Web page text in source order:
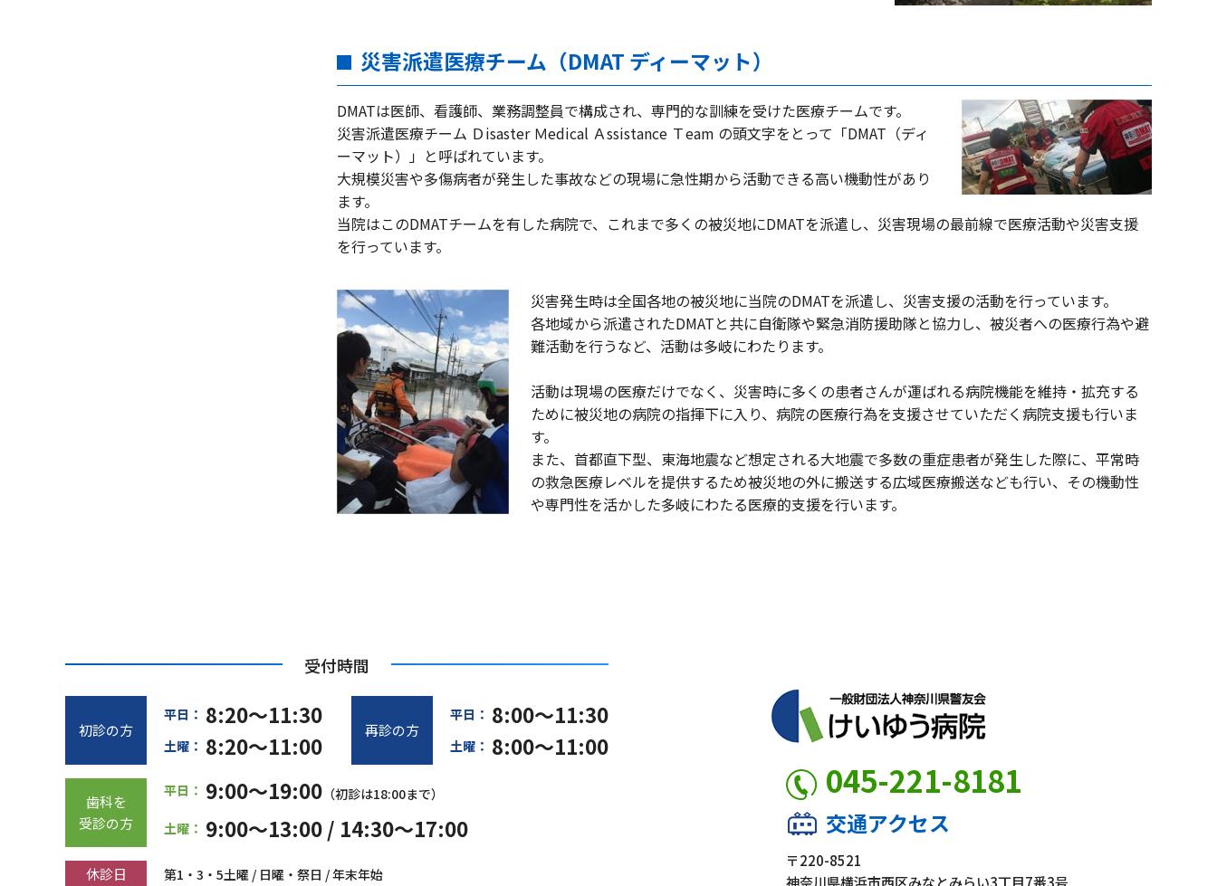
災害派遣医療チーム（DMAT ディーマット）
DMATは医師、看護師、業務調整員で構成され、専門的な訓練を受けた医療チームです。
災害派遣医療チーム Ｄisaster Ｍedical Ａssistance Ｔeam の頭文字をとって「DMAT（ディ
ーマット）」と呼ばれています。
大規模災害や多傷病者が発生した事故などの現場に急性期から活動できる高い機動性があり
ます。
当院はこのDMATチームを有した病院で、これまで多くの被災地にDMATを派遣し、災害現場の最前線で医療活動や災害支援
を行っています。
災害発生時は全国各地の被災地に当院のDMATを派遣し、災害支援の活動を行っています。
各地域から派遣されたDMATと共に自衛隊や緊急消防援助隊と協力し、被災者への医療行為や避
難活動を行うなど、活動は多岐にわたります。
活動は現場の医療だけでなく、災害時に多くの患者さんが運ばれる病院機能を維持・拡充する
ために被災地の病院の指揮下に入り、病院の医療行為を支援させていただく病院支援も行いま
す。
また、首都直下型、東海地震など想定される大地震で多数の重症患者が発生した際に、平常時
の救急医療レベルを提供するため被災地の外に搬送する広域医療搬送なども行い、その機動性
や専門性を活かした多岐にわたる医療的支援を行います。
受付時間
初診の方
平日： 8:20～11:30
土曜： 8:20～11:00
再診の方
平日： 8:00～11:30
土曜： 8:00～11:00
歯科を
受診の方
平日： 9:00～19:00 （初診は18:00まで）
土曜： 9:00～13:00/ 14:30～17:00
休診日 第1・3・5土曜 / 日曜・祭日 / 年末年始
045-221-8181
交通アクセス
〒220-8521
神奈川県横浜市西区みなとみらい3丁目7番3号